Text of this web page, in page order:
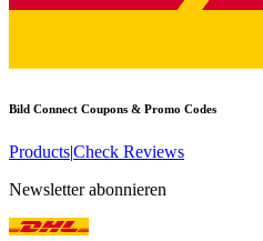
Bild Connect Coupons & Promo Codes
ProductsCheck Reviews
Newsletter abonnieren